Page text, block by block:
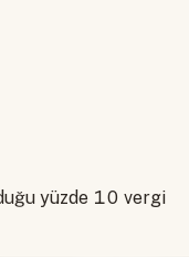
yüzde 10 vergi